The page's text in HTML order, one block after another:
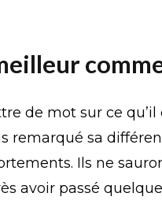
de mot sur ce qu’il
remarqué sa
Ils ne
avoir passé